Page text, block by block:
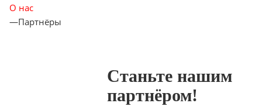
О нас
—Партнёры
Станьте нашим
партнёром!